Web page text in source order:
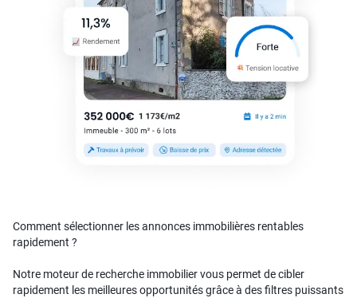
Comment sélectionner les annonces immobilières rentables
rapidement ?
Notre moteur de recherche immobilier vous permet de cibler
rapidement les meilleures opportunités grâce à des filtres puissants